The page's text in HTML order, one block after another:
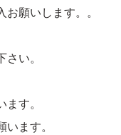
お願いします。。
い。
す。
ます。